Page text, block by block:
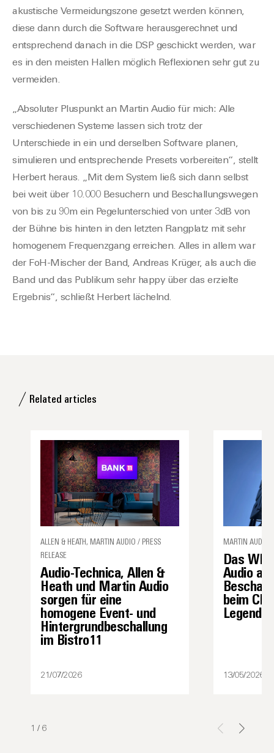
akustische Vermeidungszone gesetzt werden können,
diese dann durch die Software herausgerechnet und
entsprechend danach in die DSP geschickt werden, war
es in den meisten Hallen möglich Reflexionen sehr gut zu
vermeiden.
„Absoluter Pluspunkt an Martin Audio für mich: Alle
verschiedenen Systeme lassen sich trotz der
Unterschiede in ein und derselben Software planen,
simulieren und entsprechende Presets vorbereiten“, stellt
Herbert heraus. „Mit dem System ließ sich dann selbst
bei weit über 10.000 Besuchern und Beschallungswegen
von bis zu 90m ein Pegelunterschied von unter 3dB von
der Bühne bis hinten in den letzten Rangplatz mit sehr
homogenem Frequenzgang erreichen. Alles in allem war
der FoH-Mischer der Band, Andreas Krüger, als auch die
Band und das Publikum sehr happy über das erzielte
Ergebnis“, schließt Herbert lächelnd.
Related articles
ALLEN & HEATH, MARTIN AUDIO / PRESS
RELEASE
Audio-Technica, Allen &
Heath und Martin Audio
sorgen für eine
homogene Event- und
Hintergrundbeschallung
im Bistro11
21/07/2026
MARTIN AUDIO /
Das
Audio
beim
13/05/2026
1 / 6